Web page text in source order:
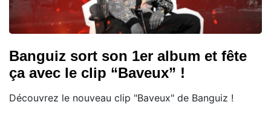
Banguiz sort son 1er album et fête
ça avec le clip “Baveux” !
Découvrez le nouveau clip "Baveux" de Banguiz !